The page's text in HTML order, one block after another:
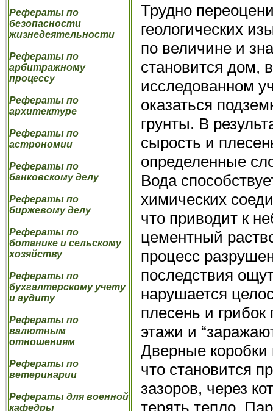
Рефераты по
безопасности
жизнедеятельности
Рефераты по
арбитражному
процессу
Рефераты по
архитектуре
Рефераты по
астрономии
Рефераты по
банковскому делу
Рефераты по
биржевому делу
Рефераты по
ботанике и сельскому
хозяйству
Рефераты по
бухгалтерскому учету
и аудиту
Рефераты по
валютным
отношениям
Рефераты по
ветеринарии
Рефераты для военной
кафедры
Трудно
геологических
по величине и
становится дом,
исследованном
оказаться
грунты. В
сырость и
определенные
Вода
химических
что приводит к
цементный
процесс
последствия
нарушается
плесень и
этажи и
Дверные
что становится
зазоров, через
терять тепло.